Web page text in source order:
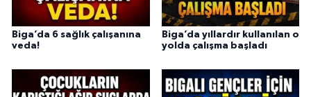
Biga’da 6 sağlık çalışanına
veda!
Biga’da yıllardır kullanılan o
yolda çalışma başladı